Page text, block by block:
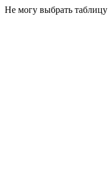
Не могу выбрать таблицу